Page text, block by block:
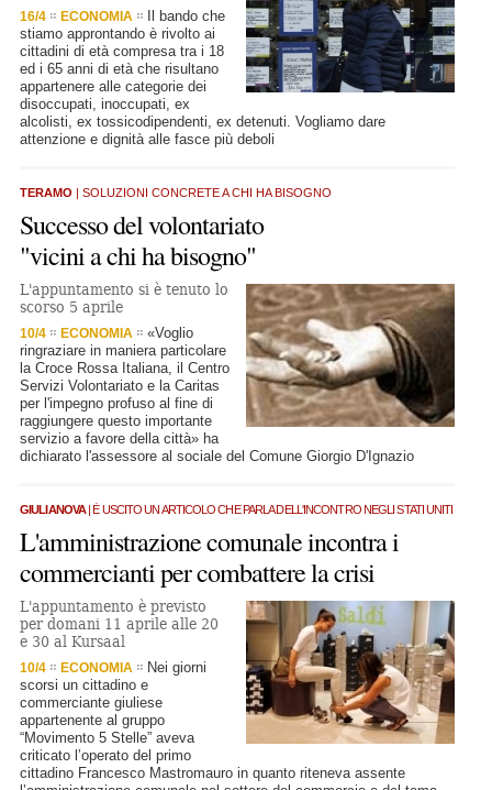
16/4 ECONOMIA
Il bando che
stiamo approntando è rivolto ai
cittadini di età compresa tra i 18
ed i 65 anni di età che risultano
appartenere alle categorie dei
disoccupati, inoccupati, ex
alcolisti, ex tossicodipendenti, ex detenuti. Vogliamo dare
attenzione e dignità alle fasce più deboli
TERAMO | SOLUZIONI CONCRETE A CHI HA BISOGNO
Successo del volontariato
"vicini a chi ha bisogno"
L'appuntamento si è tenuto lo
scorso 5 aprile
10/4 ECONOMIA
«Voglio
ringraziare in maniera particolare
la Croce Rossa Italiana, il Centro
Servizi Volontariato e la Caritas
per l'impegno profuso al fine di
raggiungere questo importante
servizio a favore della città» ha
dichiarato l'assessore al sociale del Comune Giorgio D'Ignazio
GIULIANOVA| È USCITO UN ARTICOLO CHE PARLA DELL'INCONTRO NEGLI STATI UNITI
L'amministrazione comunale incontra i
commercianti per combattere la crisi
L'appuntamento è previsto
per domani 11 aprile alle 20
e 30 al Kursaal
10/4 ECONOMIA
Nei giorni
scorsi un cittadino e
commerciante giuliese
appartenente al gruppo
“Movimento 5 Stelle” aveva
criticato l’operato del primo
cittadino Francesco Mastromauro in quanto riteneva assente